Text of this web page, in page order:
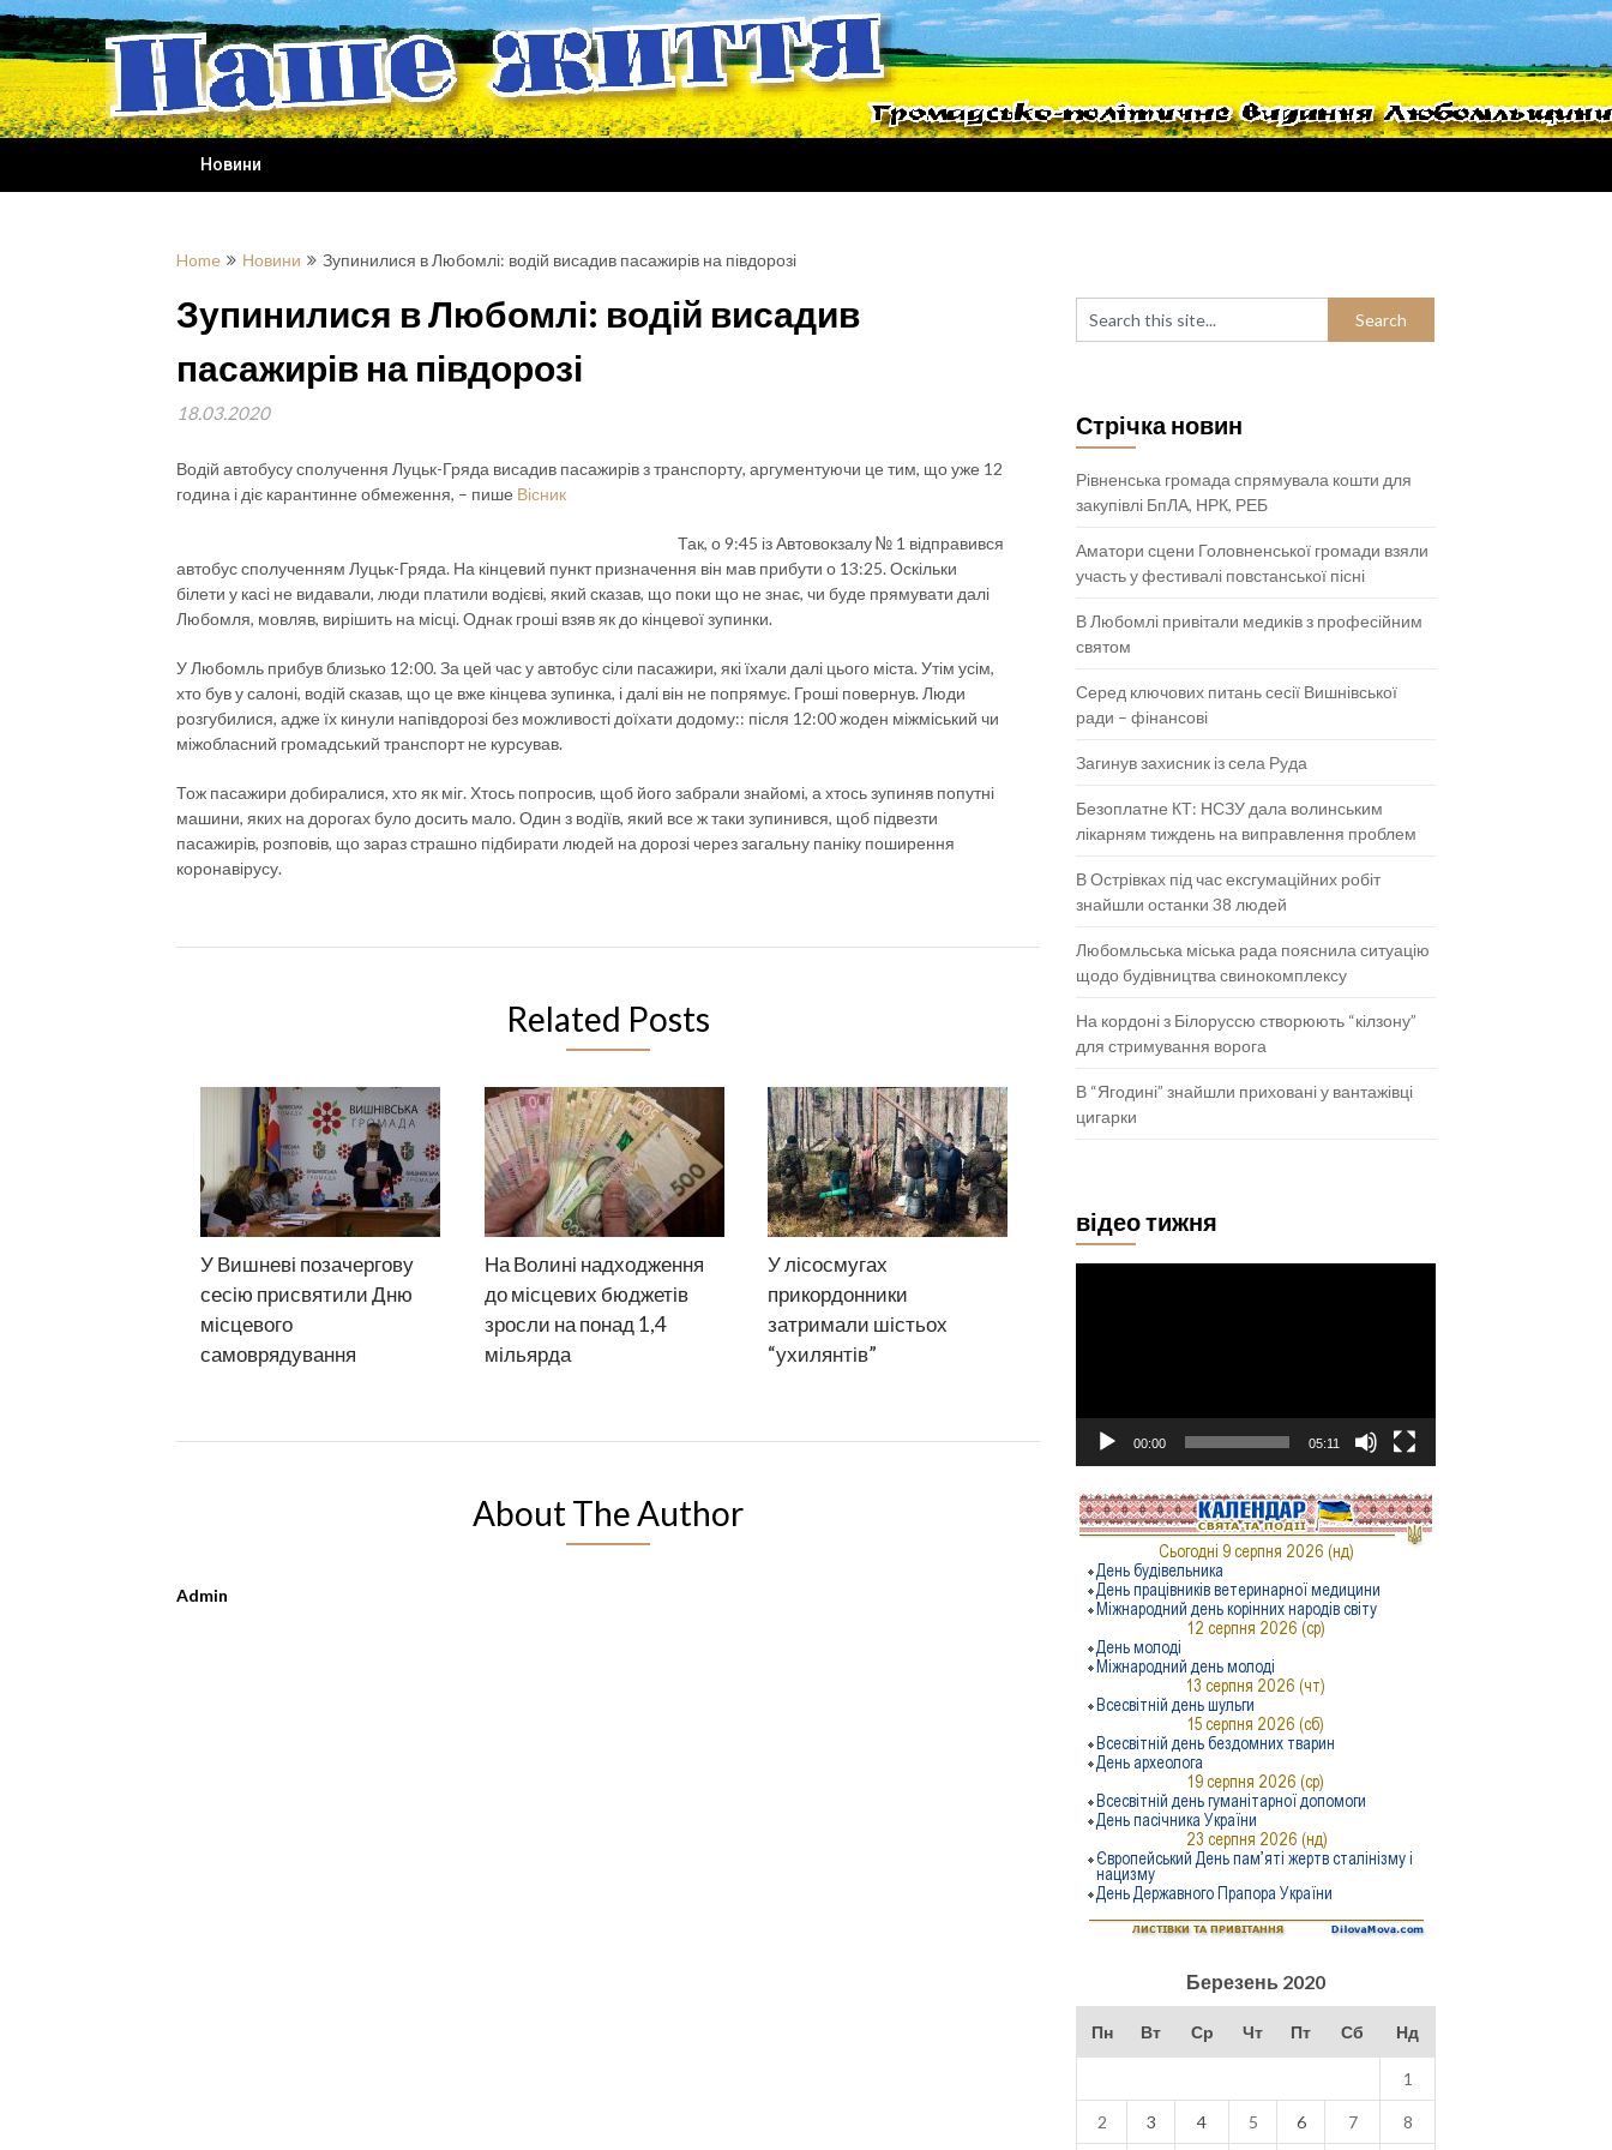
Skip
to
content
Новини
Home Новини Зупинилися в Любомлі: водій висадив пасажирів на півдорозі
Зупинилися в Любомлі: водій висадив
пасажирів на півдорозі
18.03.2020
Водій автобусу сполучення Луцьк-Гряда висадив пасажирів з транспорту, аргументуючи це тим, що уже 12
година і діє карантинне обмеження, – пише Вісник
Так, о 9:45 із Автовокзалу № 1 відправився
автобус сполученням Луцьк-Гряда. На кінцевий пункт призначення він мав прибути о 13:25. Оскільки
білети у касі не видавали, люди платили водієві, який сказав, що поки що не знає, чи буде прямувати далі
Любомля, мовляв, вирішить на місці. Однак гроші взяв як до кінцевої зупинки.
У Любомль прибув близько 12:00. За цей час у автобус сіли пасажири, які їхали далі цього міста. Утім усім,
хто був у салоні, водій сказав, що це вже кінцева зупинка, і далі він не попрямує. Гроші повернув. Люди
розгубилися, адже їх кинули напівдорозі без можливості доїхати додому:: після 12:00 жоден міжміський чи
міжобласний громадський транспорт не курсував.
Тож пасажири добиралися, хто як міг. Хтось попросив, щоб його забрали знайомі, а хтось зупиняв попутні
машини, яких на дорогах було досить мало. Один з водіїв, який все ж таки зупинився, щоб підвезти
пасажирів, розповів, що зараз страшно підбирати людей на дорозі через загальну паніку поширення
коронавірусу.
Related Posts
У Вишневі позачергову
сесію присвятили Дню
місцевого
самоврядування
На Волині надходження
до місцевих бюджетів
зросли на понад 1,4
мільярда
У лісосмугах
прикордонники
затримали шістьох
“ухилянтів”
About The Author
Admin
Стрічка новин
Рівненська громада спрямувала кошти для
закупівлі БпЛА, НРК, РЕБ
Аматори сцени Головненської громади взяли
участь у фестивалі повстанської пісні
В Любомлі привітали медиків з професійним
святом
Серед ключових питань сесії Вишнівської
ради – фінансові
Загинув захисник із села Руда
Безоплатне КТ: НСЗУ дала волинським
лікарням тиждень на виправлення проблем
В Острівках під час ексгумаційних робіт
знайшли останки 38 людей
Любомльська міська рада пояснила ситуацію
щодо будівництва свинокомплексу
На кордоні з Білоруссю створюють “кілзону”
для стримування ворога
В “Ягодині” знайшли приховані у вантажівці
цигарки
відео тижня
00:00 05:11
Березень 2020
Пн Вт Ср Чт Пт Сб Нд
1
2 3 4 5 6 7 8